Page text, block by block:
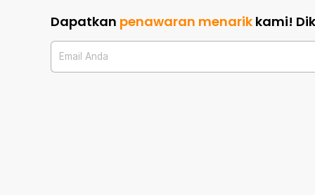
Dapatkan penawaran menarik kami!
Email Anda